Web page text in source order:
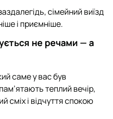
сімейний виїзд
і приємніше.
не речами — а
саме у вас був
теплий вечір,
сміх і відчуття спокою